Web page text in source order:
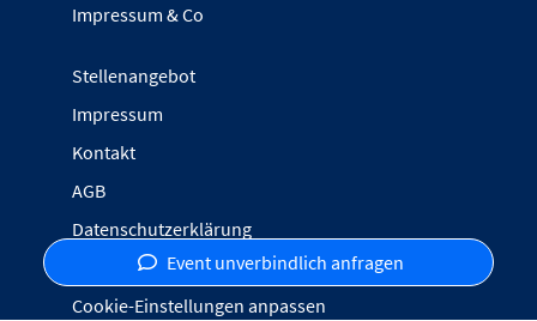
Event unverbindlich anfragen
Impressum & Co
Stellenangebot
Impressum
Kontakt
AGB
Datenschutzerklärung
Inhalte melden
Cookie-Einstellungen anpassen